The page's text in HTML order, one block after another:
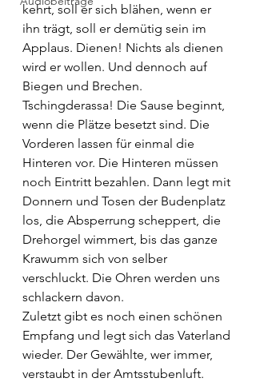
kehrt, soll er sich blähen, wenn er
ihn trägt, soll er demütig sein im
Applaus. Dienen! Nichts als dienen
wird er wollen. Und dennoch auf
Biegen und Brechen.
Tschingderassa! Die Sause beginnt,
wenn die Plätze besetzt sind. Die
Vorderen lassen für einmal die
Hinteren vor. Die Hinteren müssen
noch Eintritt bezahlen. Dann legt mit
Donnern und Tosen der Budenplatz
los, die Absperrung scheppert, die
Drehorgel wimmert, bis das ganze
Krawumm sich von selber
verschluckt. Die Ohren werden uns
schlackern davon.
Zuletzt gibt es noch einen schönen
Empfang und legt sich das Vaterland
wieder. Der Gewählte, wer immer,
verstaubt in der Amtsstubenluft.